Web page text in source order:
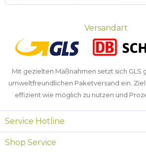
Versandart
Mit gezielten Maßnahmen setzt sich GLS
umweltfreundlichen Paketversand ein. Ziel
effizient wie möglich zu nutzen und
Service Hotline
Shop Service